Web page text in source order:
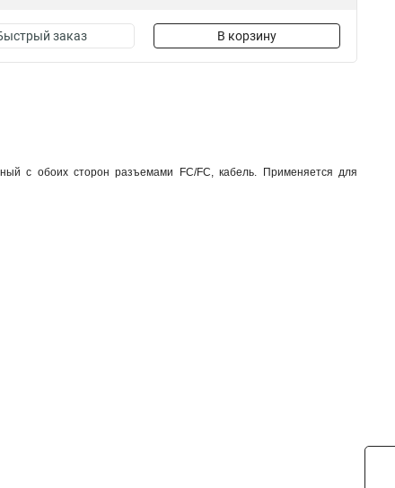
заказ В корзину
с обоих сторон разъемами FC/FC, кабель. Применяется для